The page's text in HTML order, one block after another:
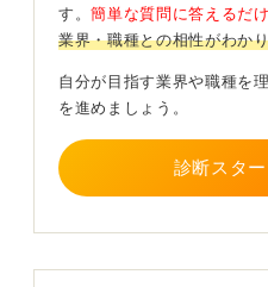
ます。
販売職として役立つ資格とし
す。また、ファッション系
検定です。最近では、
これらの知識を一通り学ん
ュニケーションにつながり
す。簡単な質問に答えるだ
業界・職種との相性がわか
自分が目指す業界や職種を
を進めましょう。
診断スター